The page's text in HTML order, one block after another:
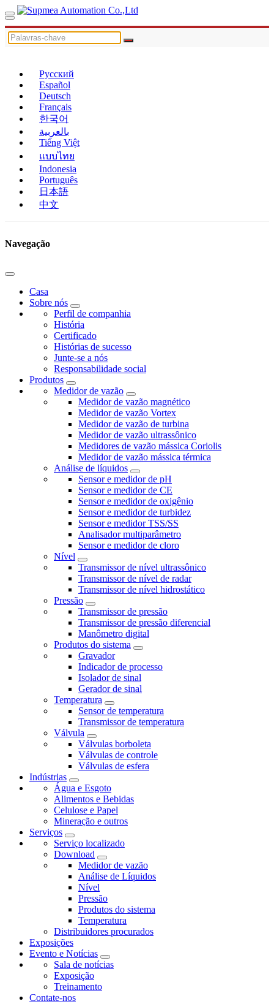
Русский
Español
Deutsch
Français
한국어
بالعربية
Tiếng Việt
แบบไทย
Indonesia
Português
日本語
中文
Navegação
Casa
Sobre nós
Perfil de companhia
História
Certificado
Histórias de sucesso
Junte-se a nós
Responsabilidade social
Produtos
Medidor de vazão
Medidor de vazão magnético
Medidor de vazão Vortex
Medidor de vazão de turbina
Medidor de vazão ultrassônico
Medidores de vazão mássica Coriolis
Medidor de vazão mássica térmica
Análise de líquidos
Sensor e medidor de pH
Sensor e medidor de CE
Sensor e medidor de oxigênio
Sensor e medidor de turbidez
Sensor e medidor TSS/SS
Analisador multiparâmetro
Sensor e medidor de cloro
Nível
Transmissor de nível ultrassônico
Transmissor de nível de radar
Transmissor de nível hidrostático
Pressão
Transmissor de pressão
Transmissor de pressão diferencial
Manômetro digital
Produtos do sistema
Gravador
Indicador de processo
Isolador de sinal
Gerador de sinal
Temperatura
Sensor de temperatura
Transmissor de temperatura
Válvula
Válvulas borboleta
Válvulas de controle
Válvulas de esfera
Indústrias
Água e Esgoto
Alimentos e Bebidas
Celulose e Papel
Mineração e outros
Serviços
Serviço localizado
Download
Medidor de vazão
Análise de Líquidos
Nível
Pressão
Produtos do sistema
Temperatura
Distribuidores procurados
Exposições
Evento e Notícias
Sala de notícias
Exposição
Treinamento
Contate-nos